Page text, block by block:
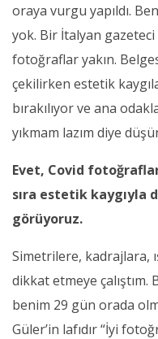
oraya vurgu yapıldı.
yok. Bir İtalyan
fotoğraflar yakın.
çekilirken estetik
bırakılıyor ve ana
yıkmam lazım diye
Evet, Covid
sıra estetik kaygıyla
görüyoruz.
Simetrilere, kadrajlara,
dikkat etmeye
benim 29 gün orada
Güler’in lafıdır “İyi